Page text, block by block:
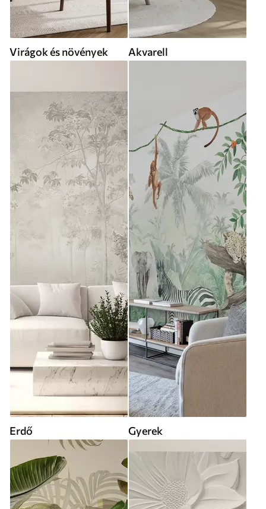
Virágok és növények Akvarell
Erdő Gyerek